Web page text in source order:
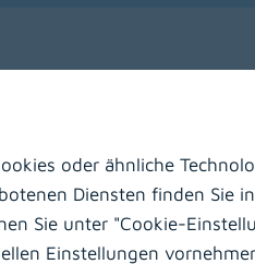
oder ähnliche
Diensten finden Sie
Sie unter "Cookie-
Einstellungen